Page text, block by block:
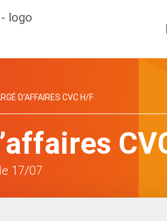
D’AFFAIRES CVC H/F
17/07